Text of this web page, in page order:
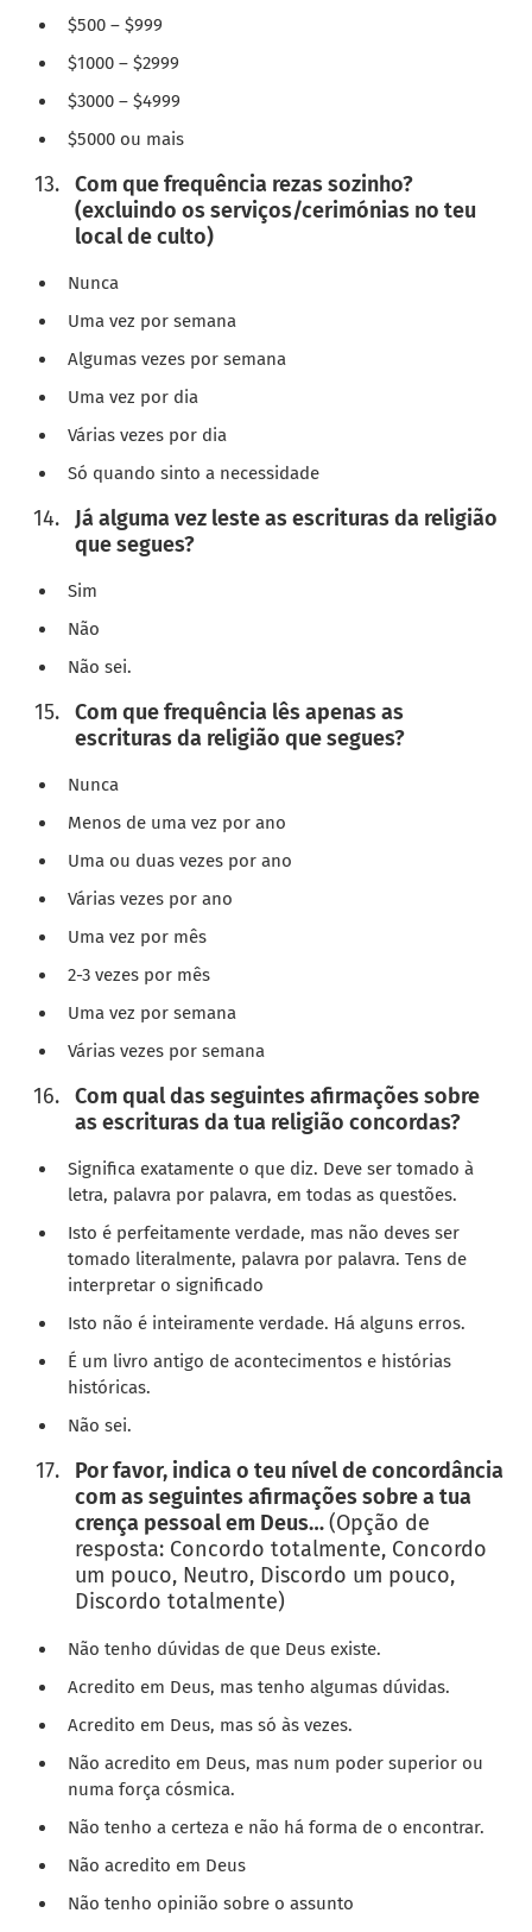
$500 – $999
$1000 – $2999
$3000 – $4999
$5000 ou mais
Com que frequência rezas sozinho?
(excluindo os serviços/cerimónias no teu
local de culto)
Nunca
Uma vez por semana
Algumas vezes por semana
Uma vez por dia
Várias vezes por dia
Só quando sinto a necessidade
Já alguma vez leste as escrituras da religião
que segues?
Sim
Não
Não sei.
Com que frequência lês apenas as
escrituras da religião que segues?
Nunca
Menos de uma vez por ano
Uma ou duas vezes por ano
Várias vezes por ano
Uma vez por mês
2-3 vezes por mês
Uma vez por semana
Várias vezes por semana
Com qual das seguintes afirmações sobre
as escrituras da tua religião concordas?
Significa exatamente o que diz. Deve ser tomado à
letra, palavra por palavra, em todas as questões.
Isto é perfeitamente verdade, mas não deves ser
tomado literalmente, palavra por palavra. Tens de
interpretar o significado
Isto não é inteiramente verdade. Há alguns erros.
É um livro antigo de acontecimentos e histórias
históricas.
Não sei.
Por favor, indica o teu nível de concordância
com as seguintes afirmações sobre a tua
crença pessoal em Deus…(Opção de
resposta: Concordo totalmente, Concordo
um pouco, Neutro, Discordo um pouco,
Discordo totalmente)
Não tenho dúvidas de que Deus existe.
Acredito em Deus, mas tenho algumas dúvidas.
Acredito em Deus, mas só às vezes.
Não acredito em Deus, mas num poder superior ou
numa força cósmica.
Não tenho a certeza e não há forma de o encontrar.
Não acredito em Deus
Não tenho opinião sobre o assunto